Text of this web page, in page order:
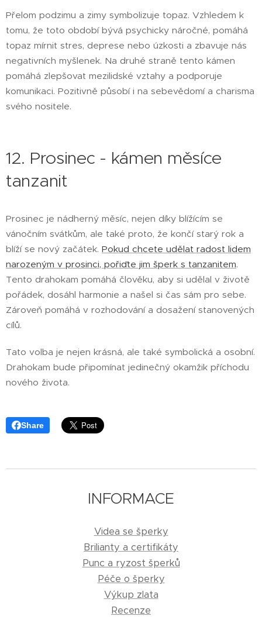
Přelom podzimu a zimy symbolizuje topaz. Vzhledem k
tomu, že toto období bývá psychicky náročné, pomáhá
topaz mírnit stres, deprese nebo úzkosti a zbavuje nás
negativních myšlenek. Na druhé straně tento kámen
pomáhá zlepšovat mezilidské vztahy a podporuje
komunikaci. Pozitivně působí i na sebevědomí a charisma
svého nositele.
12. Prosinec - kámen měsíce
tanzanit
Prosinec je nádherný měsíc, nejen díky blížícím se
vánočním svátkům, ale také proto, že končí starý rok a
blíží se nový začátek. Pokud chcete udělat radost lidem
narozeným v prosinci, pořiďte jim šperk s tanzanitem.
Tento drahokam pomáhá člověku, aby si udělal v životě
pořádek, dosáhl harmonie a našel si čas sám pro sebe.
Zároveň pomáhá v rozhodování a dosažení stanovených
cílů.
Tato volba je nejen krásná, ale také symbolická a osobní.
Drahokam bude připomínat jedinečný okamžik příchodu
nového života.
Share
INFORMACE
Videa se šperky
Brilianty a certifikáty
Punc a ryzost šperků
Péče o šperky
Výkup zlata
Recenze